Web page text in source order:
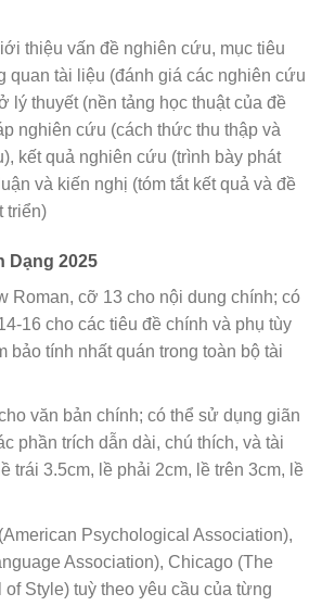
thiệu vấn đề nghiên cứu, mục tiêu
quan tài liệu (đánh giá các nghiên cứu
lý thuyết (nền tảng học thuật của đề
nghiên cứu (cách thức thu thập và
kết quả nghiên cứu (trình bày phát
và kiến nghị (tóm tắt kết quả và đề
triển)
Dạng 2025
Roman, cỡ 13 cho nội dung chính; có
16 cho các tiêu đề chính và phụ tùy
bảo tính nhất quán trong toàn bộ tài
văn bản chính; có thể sử dụng giãn
phần trích dẫn dài, chú thích, và tài
trái 3.5cm, lề phải 2cm, lề trên 3cm, lề
Psychological Association),
Association), Chicago (The
Style) tuỳ theo yêu cầu của từng